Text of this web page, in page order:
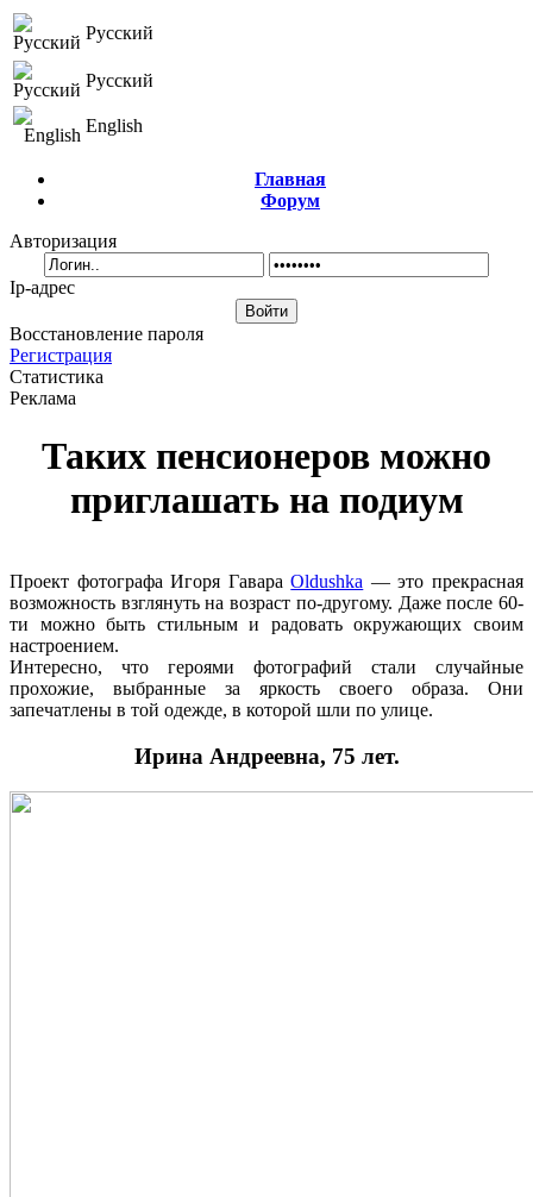
Русский
Русский
English
Главная
Форум
Авторизация
Ip-адрес
Восстановление пароля
Регистрация
Статистика
Реклама
Таких пенсионеров можно
приглашать на подиум
Проект фотографа Игоря ГавараOldushka — это прекрасная
возможность взглянуть на возраст по-другому. Даже после 60-
ти можно быть стильным и радовать окружающих своим
настроением.
Интересно, что героями фотографий стали случайные
прохожие, выбранные за яркость своего образа. Они
запечатлены в той одежде, в которой шли по улице.
Ирина Андреевна, 75 лет.